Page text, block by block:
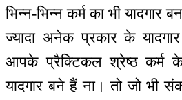
भिन्न-भिन्न कर्म का भी यादगार
ज्यादा अनेक प्रकार के
आपके प्रैक्टिकल श्रेष्ठ कर्म
यादगार बने हैं ना। तो जो भी